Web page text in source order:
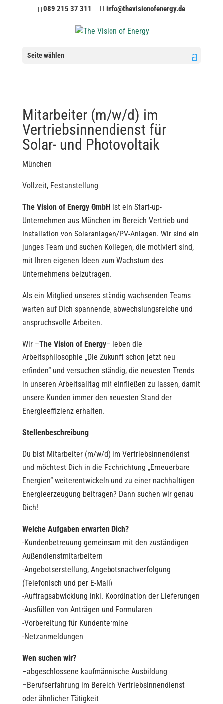
089 215 37 311 info@thevisionofenergy.de
Seite wählen
Mitarbeiter (m/w/d) im
Vertriebsinnendienst für
Solar- und Photovoltaik
München
Vollzeit, Festanstellung
The Vision of Energy GmbH ist ein Start-up-
Unternehmen aus München im Bereich Vertrieb und
Installation von Solaranlagen/PV-Anlagen. Wir sind ein
junges Team und suchen Kollegen, die motiviert sind,
mit Ihren eigenen Ideen zum Wachstum des
Unternehmens beizutragen.
Als ein Mitglied unseres ständig wachsenden Teams
warten auf Dich spannende, abwechslungsreiche und
anspruchsvolle Arbeiten.
Wir –The Vision of Energy– leben die
Arbeitsphilosophie „Die Zukunft schon jetzt neu
erfinden“ und versuchen ständig, die neuesten Trends
in unseren Arbeitsalltag mit einfließen zu lassen, damit
unsere Kunden immer den neuesten Stand der
Energieeffizienz erhalten.
Stellenbeschreibung
Du bist Mitarbeiter (m/w/d) im Vertriebsinnendienst
und möchtest Dich in die Fachrichtung „Erneuerbare
Energien“ weiterentwickeln und zu einer nachhaltigen
Energieerzeugung beitragen? Dann suchen wir genau
Dich!
Welche Aufgaben erwarten Dich?
-Kundenbetreuung gemeinsam mit den zuständigen
Außendienstmitarbeitern
-Angebotserstellung, Angebotsnachverfolgung
(Telefonisch und per E-Mail)
-Auftragsabwicklung inkl. Koordination der Lieferungen
-Ausfüllen von Anträgen und Formularen
-Vorbereitung für Kundentermine
-Netzanmeldungen
Wen suchen wir?
–abgeschlossene kaufmännische Ausbildung
–Berufserfahrung im Bereich Vertriebsinnendienst
oder ähnlicher Tätigkeit